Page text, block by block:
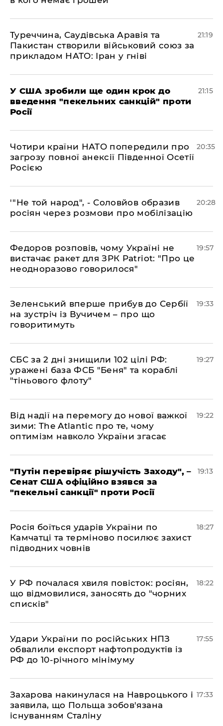
​Туреччина, Саудівська Аравія та
Пакистан створили військовий союз за
прикладом НАТО: Іран у гніві
21:19
​У США зробили ще один крок до
введення "пекельних санкцій" проти
Росії
21:15
​Чотири країни НАТО попередили про
загрозу повної анексії Південної Осетії
Росією
20:35
​'"Не той народ", - Соловйов образив
росіян через розмови про мобілізацію
20:28
​Федоров розповів, чому Україні не
вистачає ракет для ЗРК Patriot: "Про це
неодноразово говорилося"
19:57
​Зеленський вперше прибув до Сербії
на зустріч із Вучичем – про що
говоритимуть
19:33
​СБС за 2 дні знищили 102 цілі РФ:
уражені база ФСБ "Беня" та кораблі
"тіньового флоту"
19:27
​Від надії на перемогу до нової важкої
зими: The Atlantic про те, чому
оптимізм навколо України згасає
19:22
​"Путін перевіряє рішучість Заходу", –
Сенат США офіційно взявся за
"пекельні санкції" проти Росії
19:13
​Росія боїться ударів України по
Камчатці та терміново посилює захист
підводних човнів
18:27
​У РФ почалася хвиля повісток: росіян,
що відмовилися, заносять до "чорних
списків"
18:22
​Удари України по російських НПЗ
обвалили експорт нафтопродуктів із
РФ до 10-річного мінімуму
17:55
​Захарова накинулася на Навроцького і
заявила, що Польща зобов'язана
існуванням Сталіну
17:33